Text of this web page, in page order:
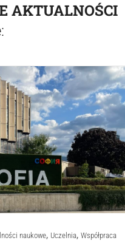
AKTUALNOŚCI
naukowe, Uczelnia, Współpraca